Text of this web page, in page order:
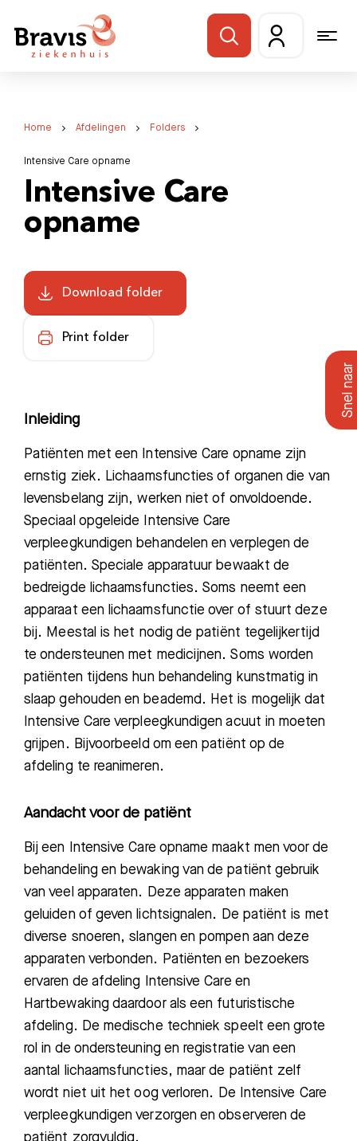
Home Afdelingen Folders
Intensive Care opname
Intensive Care
opname
Download folder
Print folder
Inleiding
Patiënten met een Intensive Care opname zijn
ernstig ziek. Lichaamsfuncties of organen die van
levensbelang zijn, werken niet of onvoldoende.
Speciaal opgeleide Intensive Care
verpleegkundigen behandelen en verplegen de
patiënten. Speciale apparatuur bewaakt de
bedreigde lichaamsfuncties. Soms neemt een
apparaat een lichaamsfunctie over of stuurt deze
bij. Meestal is het nodig de patiënt tegelijkertijd
te ondersteunen met medicijnen. Soms worden
patiënten tijdens hun behandeling kunstmatig in
slaap gehouden en beademd. Het is mogelijk dat
Intensive Care verpleegkundigen acuut in moeten
grijpen. Bijvoorbeeld om een patiënt op de
afdeling te reanimeren.
Aandacht voor de patiënt
Bij een Intensive Care opname maakt men voor de
behandeling en bewaking van de patiënt gebruik
van veel apparaten. Deze apparaten maken
geluiden of geven lichtsignalen. De patiënt is met
diverse snoeren, slangen en pompen aan deze
apparaten verbonden. Patiënten en bezoekers
ervaren de afdeling Intensive Care en
Hartbewakingdaardoor als een futuristische
afdeling. De medische techniek speelt een grote
rol in de ondersteuning en registratie van een
aantal lichaamsfuncties, maar de patiënt zelf
wordt niet uit het oog verloren. De Intensive Care
verpleegkundigen verzorgen en observeren de
patiënt zorgvuldig.